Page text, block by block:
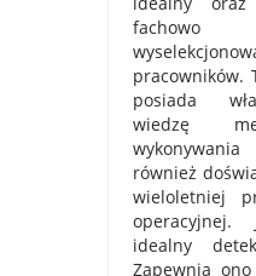
pracowników.
posiada
wiedzę
również
wieloletniej
idealny
Zapewnia